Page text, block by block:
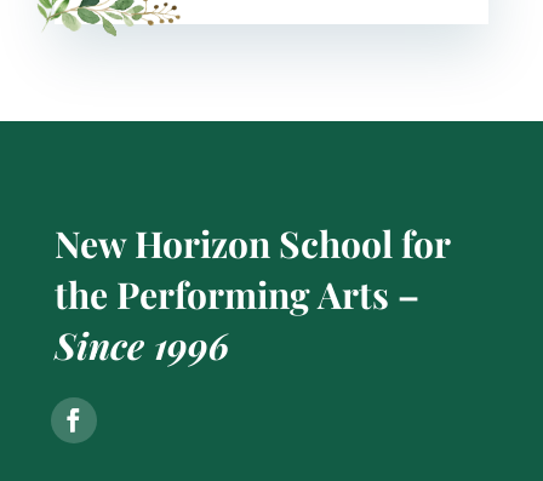
New Horizon School for
the Performing Arts –
Since 1996